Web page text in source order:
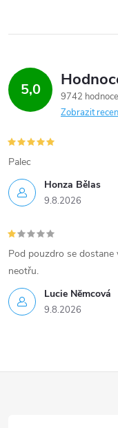
5,0
9742
Zobrazit
Honza Bělas
9.8.2026
Palec
Lucie Nĕmcová
9.8.2026
Pod pouzdro se
neotřu.